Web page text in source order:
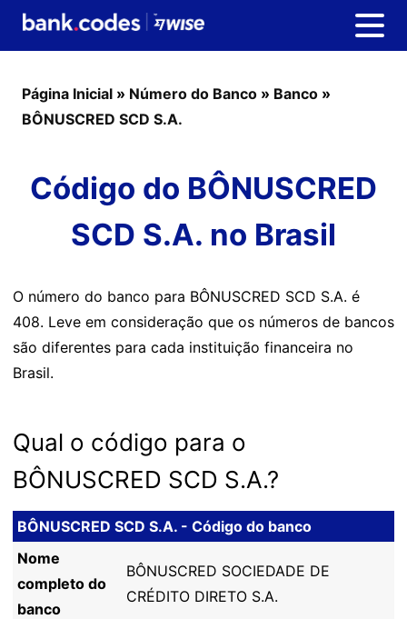
Página Inicial » Número do Banco » Banco »
BÔNUSCRED SCD S.A.
Código do BÔNUSCRED
SCD S.A. no Brasil
O número do banco para BÔNUSCRED SCD S.A. é
408. Leve em consideração que os números de bancos
são diferentes para cada instituição financeira no
Brasil.
Qual o código para o
BÔNUSCRED SCD S.A.?
BÔNUSCRED SCD S.A. - Código do banco
Nome
completo do
banco
BÔNUSCRED SOCIEDADE DE
CRÉDITO DIRETO S.A.